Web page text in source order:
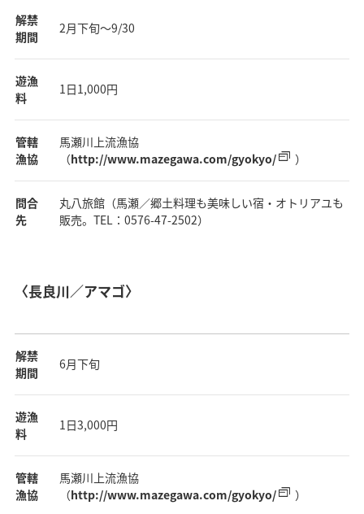
解禁
期間
2月下旬～9/30
遊漁
料
1日1,000円
管轄
漁協
馬瀬川上流漁協
（http://www.mazegawa.com/gyokyo/ ）
問合
先
丸八旅館（馬瀬／郷土料理も美味しい宿・オトリアユも
販売。TEL：0576-47-2502）
〈長良川／アマゴ〉
解禁
期間
6月下旬
遊漁
料
1日3,000円
管轄
漁協
馬瀬川上流漁協
（http://www.mazegawa.com/gyokyo/ ）